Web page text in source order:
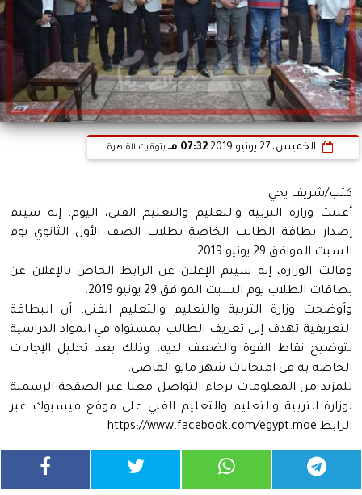
الخميس، 27 يونيو 2019 07:32 مـ بتوقيت القاهرة
كتب/شريف يحي
أعلنت وزارة التربية والتعليم والتعليم الفني، اليوم، إنه سيتم
إصدار بطاقة الطالب الخاصة بطلاب الصف الأول الثانوي يوم
السبت الموافق 29 يونيو 2019.
وقالت الوزارة، إنه سيتم الإعلان عن الرابط الخاص بالإعلان عن
بطاقات الطلاب يوم السبت الموافق 29 يونيو 2019.
وأوضحت وزارة التربية والتعليم والتعليم الفني، أن البطاقة
التعريفية تهدف إلى تعريف الطالب بمستواه في المواد الدراسية
لتوضيح نقاط القوة والضعف لديه، وذلك بعد تحليل الإجابات
الخاصة به في امتحانات شهر مايو الماضي.
للمزيد من المعلومات برجاء التواصل معنا عبر الصفحة الرسمية
لوزارة التربية والتعليم والتعليم الفني على موقع فيسبوك عبر
الرابط https://www.facebook.com/egypt.moe